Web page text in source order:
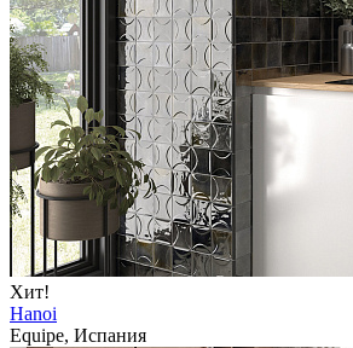
Хит!
Hanoi
Equipe, Испания